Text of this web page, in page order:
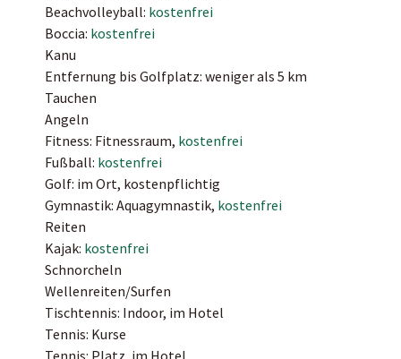
Beachvolleyball: kostenfrei
Boccia: kostenfrei
Kanu
Entfernung bis Golfplatz: weniger als 5 km
Tauchen
Angeln
Fitness: Fitnessraum, kostenfrei
Fußball: kostenfrei
Golf: im Ort, kostenpflichtig
Gymnastik: Aquagymnastik, kostenfrei
Reiten
Kajak: kostenfrei
Schnorcheln
Wellenreiten/Surfen
Tischtennis: Indoor, im Hotel
Tennis: Kurse
Tennis: Platz, im Hotel